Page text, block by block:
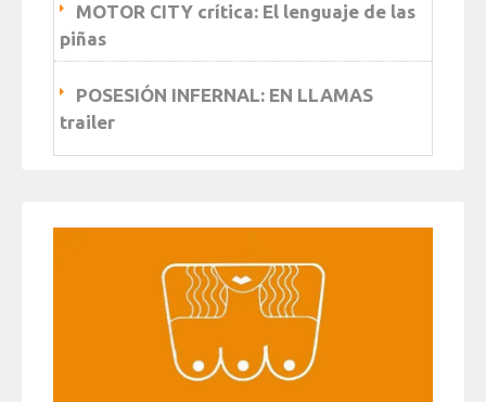
MOTOR CITY crítica: El lenguaje de las
piñas
POSESIÓN INFERNAL: EN LLAMAS
trailer